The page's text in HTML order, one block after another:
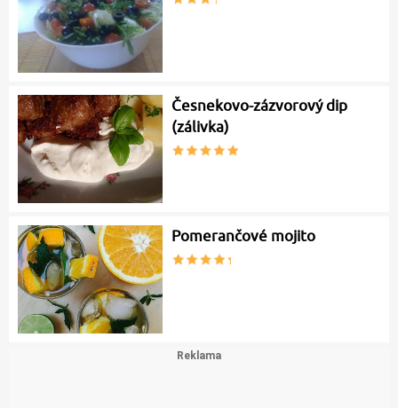
Česnekovo-zázvorový dip
(zálivka)
Pomerančové mojito